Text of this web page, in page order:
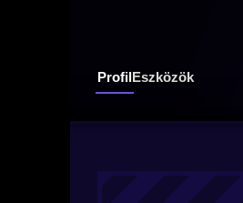
ProfilEszközök